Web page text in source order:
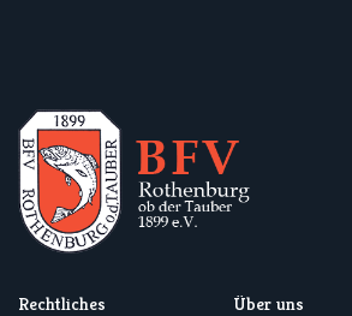
Rechtliches Über uns